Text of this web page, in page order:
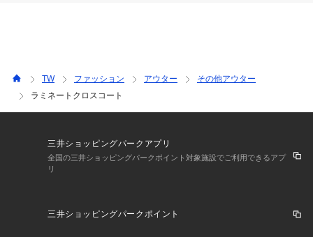
TW ファッション アウター
その他アウター
ラミネートクロスコート
三井ショッピングパークアプリ
全国の三井ショッピングパークポイント対象施設でご利用できるアプ
リ
三井ショッピングパークポイント